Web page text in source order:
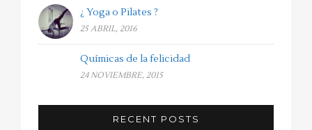
¿ Yoga o Pilates ?
25 ABRIL, 2016
Químicas de la felicidad
24 NOVIEMBRE, 2015
RECENT POSTS